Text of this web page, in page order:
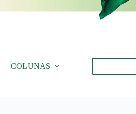
COLUNAS